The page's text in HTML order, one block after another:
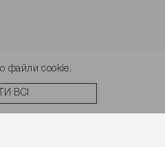
файли cookie.
ВСІ